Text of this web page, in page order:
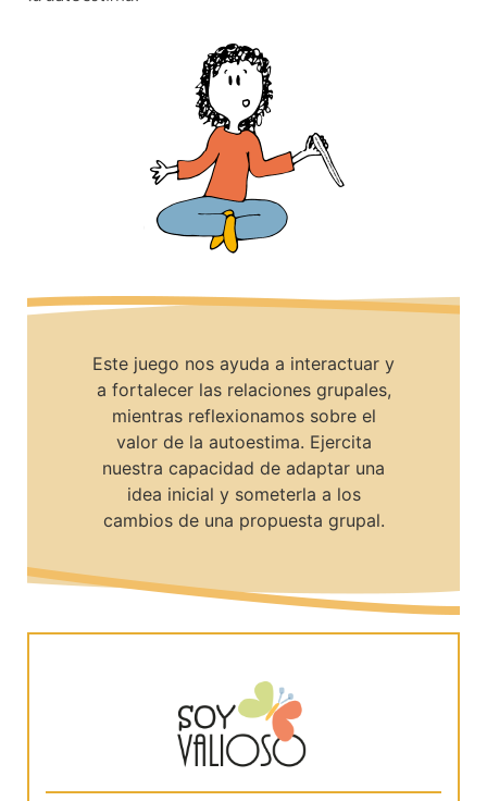
Este juego nos ayuda a interactuar y
a fortalecer las relaciones grupales,
mientras reflexionamos sobre el
valor de la autoestima. Ejercita
nuestra capacidad de adaptar una
idea inicial y someterla a los
cambios de una propuesta grupal.